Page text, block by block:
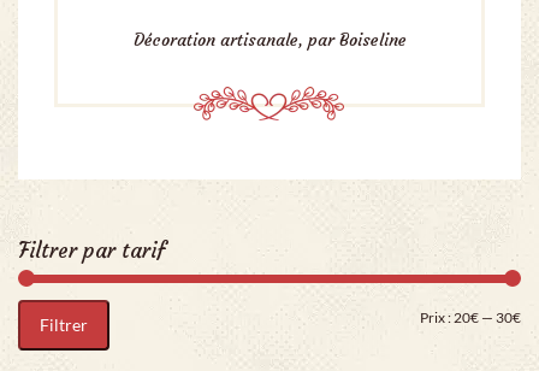
Décoration artisanale, par Boiseline
Filtrer par tarif
Filtrer Prix :20€ — 30€